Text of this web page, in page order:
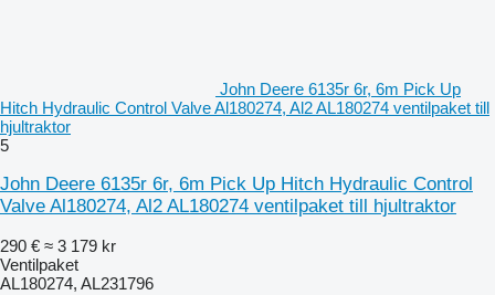
John Deere 6135r 6r, 6m Pick Up
Hitch Hydraulic Control Valve Al180274, Al2 AL180274 ventilpaket till
hjultraktor
5
John Deere 6135r 6r, 6m Pick Up Hitch Hydraulic Control
Valve Al180274, Al2 AL180274 ventilpaket till hjultraktor
290 € ≈ 3 179 kr
Ventilpaket
AL180274, AL231796